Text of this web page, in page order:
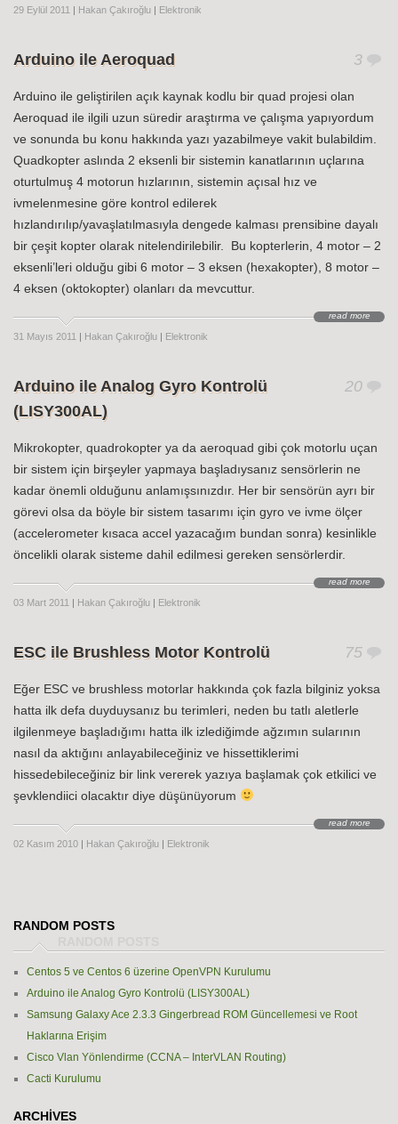
29 Eylül 2011 | Hakan Çakıroğlu | Elektronik
Arduino ile Aeroquad
Arduino ile geliştirilen açık kaynak kodlu bir quad projesi olan
Aeroquad ile ilgili uzun süredir araştırma ve çalışma yapıyordum
ve sonunda bu konu hakkında yazı yazabilmeye vakit bulabildim.
Quadkopter aslında 2 eksenli bir sistemin kanatlarının uçlarına
oturtulmuş 4 motorun hızlarının, sistemin açısal hız ve
ivmelenmesine göre kontrol edilerek
hızlandırılıp/yavaşlatılmasıyla dengede kalması prensibine dayalı
bir çeşit kopter olarak nitelendirilebilir. Bu kopterlerin, 4 motor – 2
eksenli’leri olduğu gibi 6 motor – 3 eksen (hexakopter), 8 motor –
4 eksen (oktokopter) olanları da mevcuttur.
read more
31 Mayıs 2011 | Hakan Çakıroğlu | Elektronik
3
Arduino ile Analog Gyro Kontrolü
(LISY300AL)
Mikrokopter, quadrokopter ya da aeroquad gibi çok motorlu uçan
bir sistem için birşeyler yapmaya başladıysanız sensörlerin ne
kadar önemli olduğunu anlamışsınızdır. Her bir sensörün ayrı bir
görevi olsa da böyle bir sistem tasarımı için gyro ve ivme ölçer
(accelerometer kısaca accel yazacağım bundan sonra) kesinlikle
öncelikli olarak sisteme dahil edilmesi gereken sensörlerdir.
read more
03 Mart 2011 | Hakan Çakıroğlu | Elektronik
20
ESC ile Brushless Motor Kontrolü
Eğer ESC ve brushless motorlar hakkında çok fazla bilginiz yoksa
hatta ilk defa duyduysanız bu terimleri, neden bu tatlı aletlerle
ilgilenmeye başladığımı hatta ilk izlediğimde ağzımın sularının
nasıl da aktığını anlayabileceğiniz ve hissettiklerimi
hissedebileceğiniz bir link vererek yazıya başlamak çok etkilici ve
şevklendiici olacaktır diye düşünüyorum
read more
02 Kasım 2010 | Hakan Çakıroğlu | Elektronik
75
RANDOM POSTS
Centos 5 ve Centos 6 üzerine OpenVPN Kurulumu
Arduino ile Analog Gyro Kontrolü (LISY300AL)
Samsung Galaxy Ace 2.3.3 Gingerbread ROM Güncellemesi ve Root
Haklarına Erişim
Cisco Vlan Yönlendirme (CCNA – InterVLAN Routing)
Cacti Kurulumu
ARCHIVES